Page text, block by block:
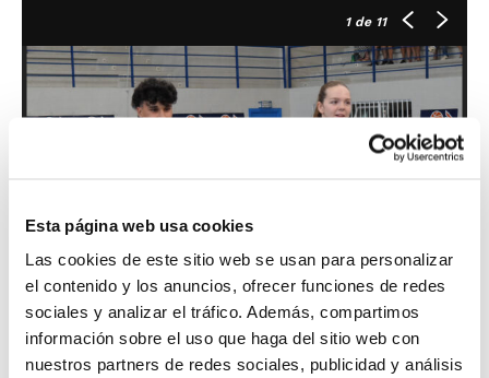
Esta página web usa cookies
Las cookies de este sitio web se usan para personalizar
el contenido y los anuncios, ofrecer funciones de redes
sociales y analizar el tráfico. Además, compartimos
información sobre el uso que haga del sitio web con
nuestros partners de redes sociales, publicidad y análisis
1de 11